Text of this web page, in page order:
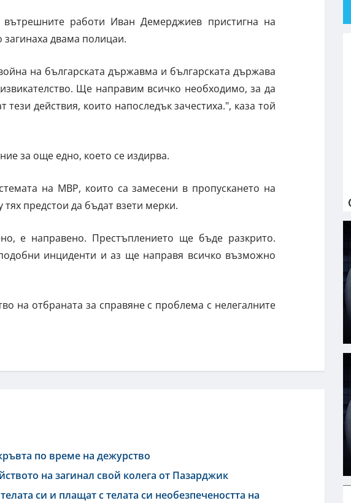
работи Иван Демерджиев пристигна на
загинаха двама полицаи.
на българската държавма и българската държава
Ще направим всичко необходимо, за да
действия, които напоследък зачестиха.", каза той
за още едно, което се издирва.
на МВР, които са замесени в пропускането на
предстои да бъдат взети мерки.
е направено. Престъплението ще бъде разкрито.
инциденти и аз ще направя всичко възможно
на отбраната за справяне с проблема с нелегалните
по време на дежурство
на загинал свой колега от Пазарджик
си и плащат с телата си необезпечеността на